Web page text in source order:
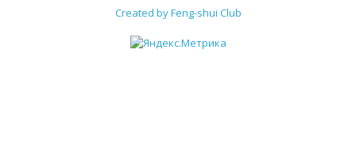
Created by Feng-shui Club